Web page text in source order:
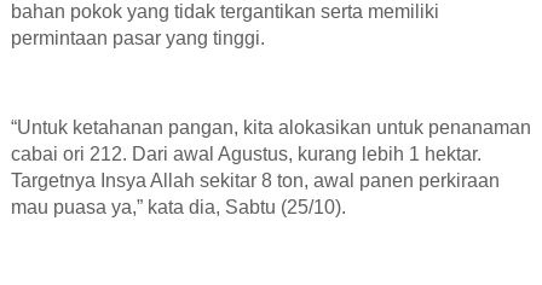
bahan pokok yang tidak tergantikan serta memiliki
permintaan pasar yang tinggi.
“Untuk ketahanan pangan, kita alokasikan untuk penanaman
cabai ori 212. Dari awal Agustus, kurang lebih 1 hektar.
Targetnya nsya Allah sekitar 8 ton, awal panen perkiraan
mau puasa ya,” kata dia, Sabtu (25/10).